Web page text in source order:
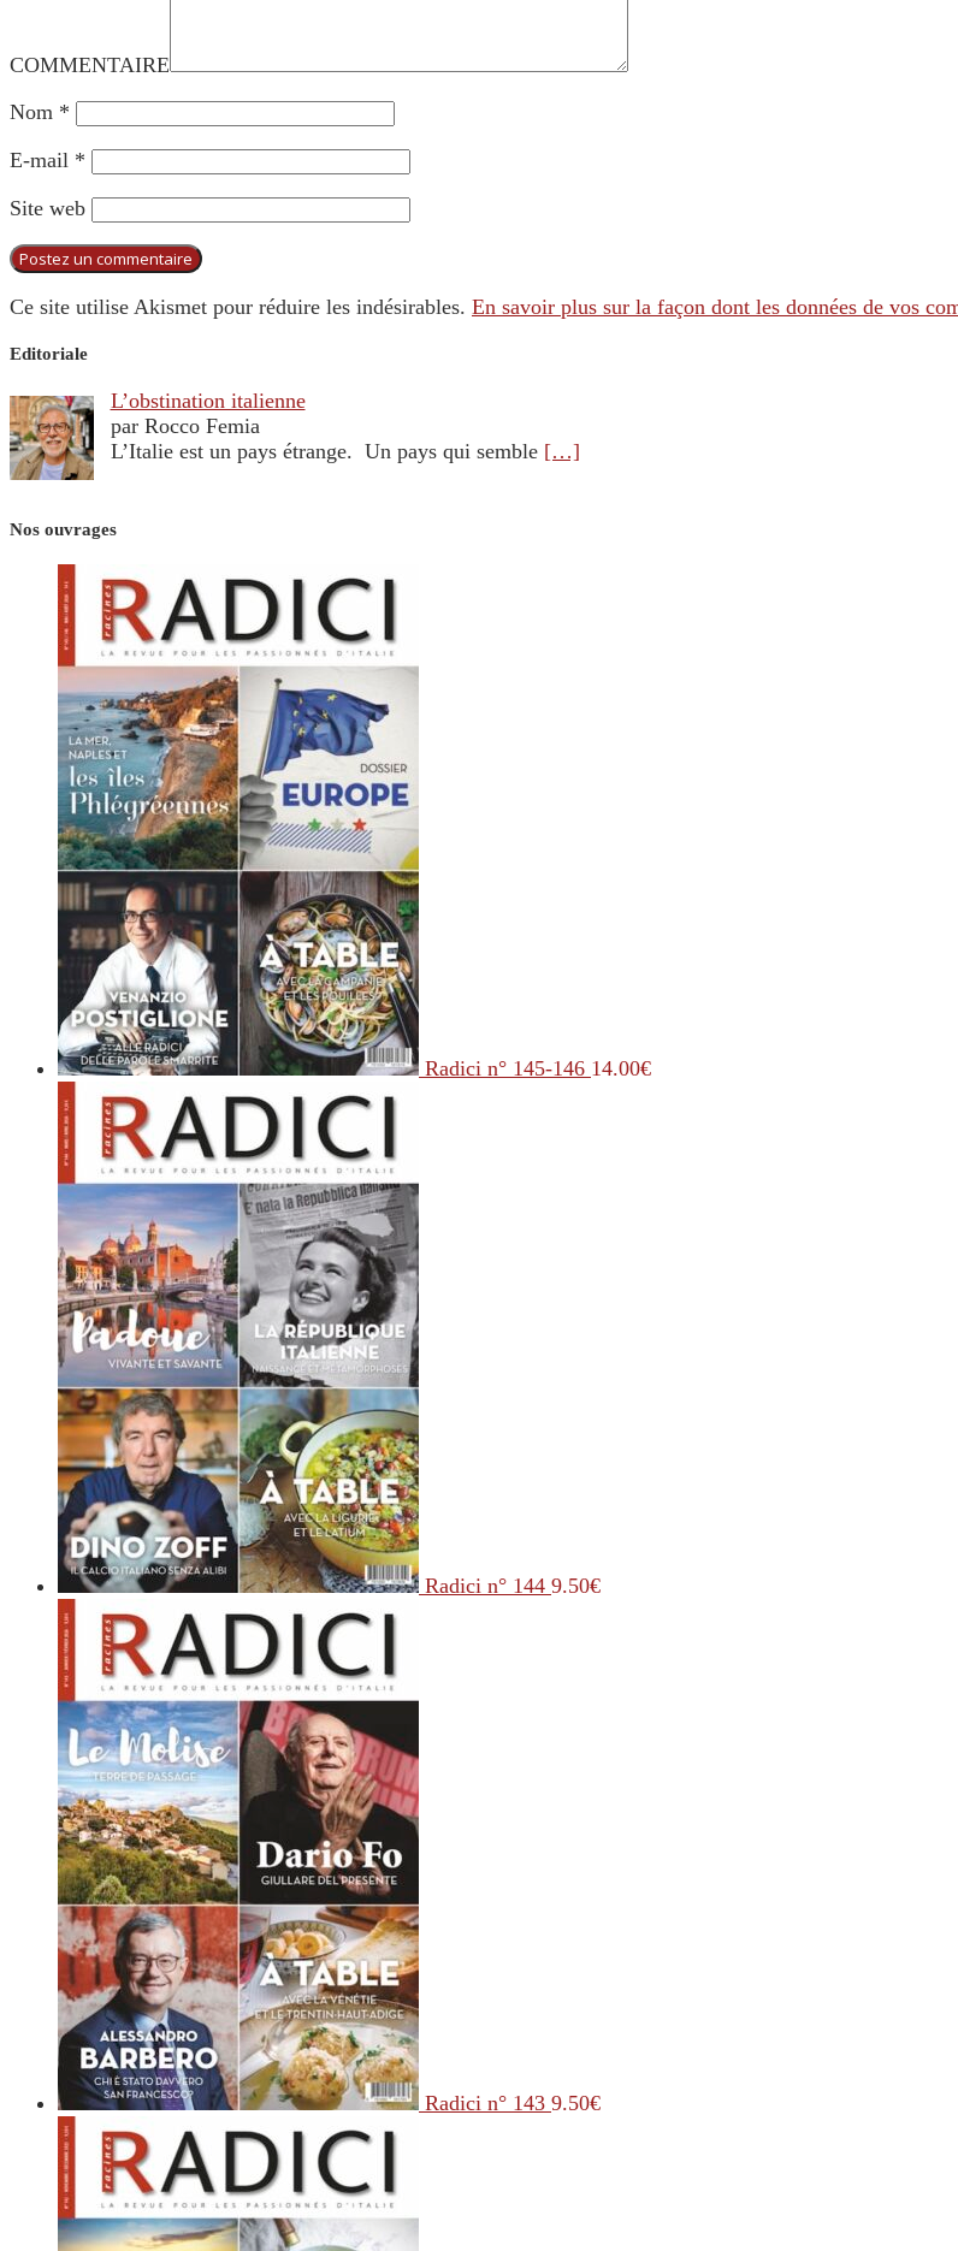
COMMENTAIRE
Nom *
E-mail *
Site web
Ce site utilise Akismet pour réduire les indésirables. En savoir plus sur la façon dont les données de vos
Editoriale
L’obstination italienne
par Rocco Femia
L’Italie est un pays étrange. Un pays qui semble […]
Nos ouvrages
Radici n° 145-146 14.00€
Radici n° 144 9.50€
Radici n° 143 9.50€